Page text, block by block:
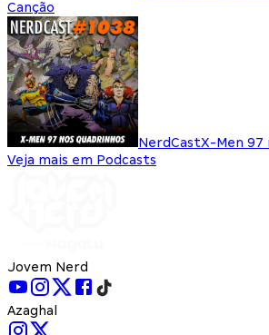
Canção
NerdCastX-Men 97
Veja mais em Podcasts
Jovem Nerd
Azaghal